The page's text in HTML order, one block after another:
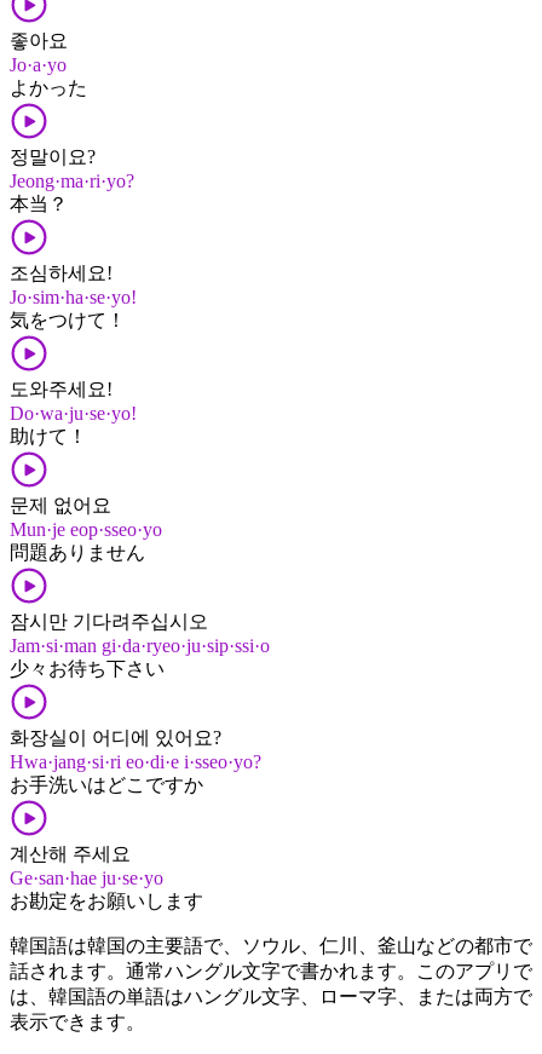
좋아요
Jo·a·yo
よかった
정말이요?
Jeong·ma·ri·yo?
本当？
조심하세요!
Jo·sim·ha·se·yo!
気​を​つけて！
도와주세요!
Do·wa·ju·se·yo!
助けて！
문제 없어요
Mun·je eop·sseo·yo
問題​ありません
잠시만 기다려주십시오
Jam·si·man gi·da·ryeo·ju·sip·ssi·o
少々​お待ち​下さい
화장실이 어디에 있어요?
Hwa·jang·si·ri eo·di·e i·sseo·yo?
お手洗い​は​どこ​です​か
계산해 주세요
Ge·san·hae ju·se·yo
お勘定​を​お願いします
韓国語は韓国の主要語で、ソウル、仁川、釜山などの都市で
話されます。通常ハングル文字で書かれます。このアプリで
は、韓国語の単語はハングル文字、ローマ字、または両方で
表示できます。